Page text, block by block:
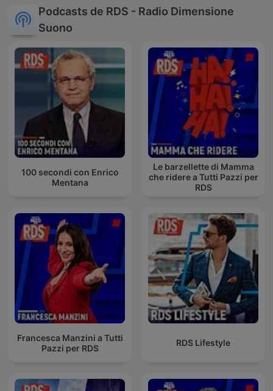
Podcasts de RDS - Radio Dimensione
Suono
100 secondi con Enrico
Mentana
Le barzellette di Mamma
che ridere a Tutti Pazzi per
RDS
Francesca Manzini a Tutti
Pazzi per RDS
RDS Lifestyle